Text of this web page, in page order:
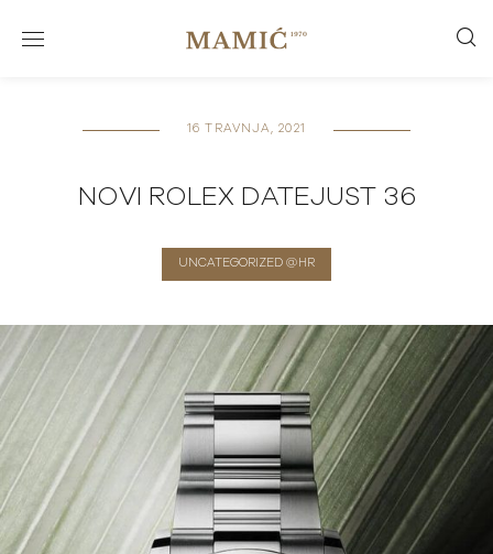
16 TRAVNJA, 2021
NOVI ROLEX DATEJUST 36
UNCATEGORIZED @HR